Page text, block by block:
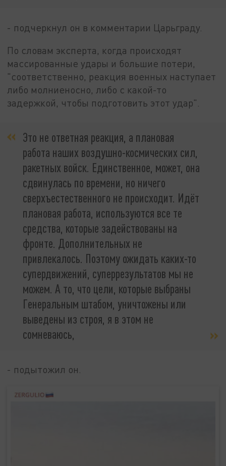
- подчеркнул он в комментарии Царьграду.
По словам эксперта, когда происходят
массированные удары и большие потери,
"соответственно, реакция военных наступает
либо молниеносно, либо с какой-то
задержкой, чтобы подготовить этот удар".
Это не ответная реакция, а плановая
работа наших воздушно-космических сил,
ракетных войск. Единственное, может, она
сдвинулась по времени, но ничего
сверхъестественного не происходит. Идёт
плановая работа, используются все те
средства, которые задействованы на
фронте. Дополнительных не
привлекалось. Поэтому ожидать каких-то
супердвижений, суперрезультатов мы не
можем. А то, что цели, которые выбраны
Генеральным штабом, уничтожены или
выведены из строя, я в этом не
сомневаюсь,
- подытожил он.